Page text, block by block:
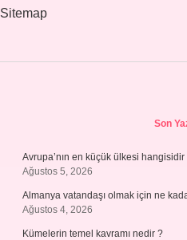
Sitemap
Son
Avrupa’nın en küçük ülkesi hangisidir
Ağustos 5, 2026
Almanya vatandaşı olmak için ne
Ağustos 4, 2026
Kümelerin temel kavramı nedir ?